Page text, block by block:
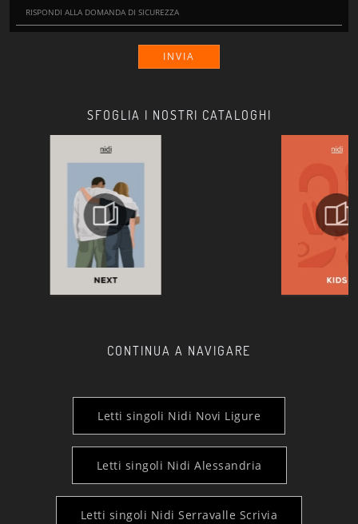
SFOGLIA I NOSTRI CATALOGHI
CONTINUA A NAVIGARE
Letti singoli Nidi Novi Ligure
Letti singoli Nidi Alessandria
Letti singoli Nidi Serravalle Scrivia
INVIA